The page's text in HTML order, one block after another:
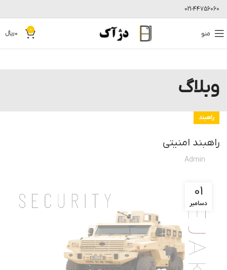
021-44756060
منو 0
0﷼
وبلاگ
راهبند
راهبند امنیتی
Admin
01
دسامبر